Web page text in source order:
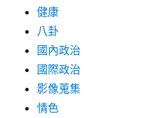
健康
八卦
國內政治
國際政治
影像蒐集
情色